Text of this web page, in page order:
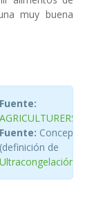
muy buena
Fuente:
AGRICULTURERS
Fuente:
(definición de
Ultracongelación